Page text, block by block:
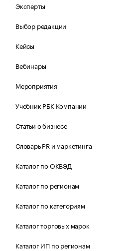
Эксперты
Выбор редакции
Кейсы
Вебинары
Мероприятия
Учебник РБК Компании
Статьи о бизнесе
Словарь PR и маркетинга
Каталог по ОКВЭД
Каталог по регионам
Каталог по категориям
Каталог торговых марок
Каталог ИП по регионам